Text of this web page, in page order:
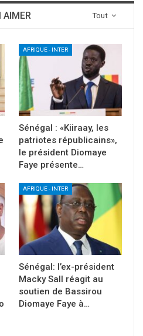
Tout
AIMER
AFRIQUE - INTER
Sénégal : «Kiiraay, les
patriotes républicains»,
le président Diomaye
Faye présente…
AFRIQUE - INTER
Sénégal: l’ex-président
Macky Sall réagit au
soutien de Bassirou
Diomaye Faye à…